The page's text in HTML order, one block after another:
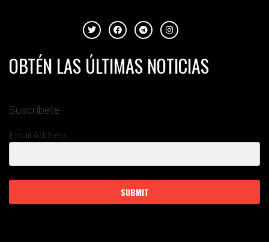
OBTÉN LAS ÚLTIMAS NOTICIAS
Suscríbete
Email Address
SUBMIT